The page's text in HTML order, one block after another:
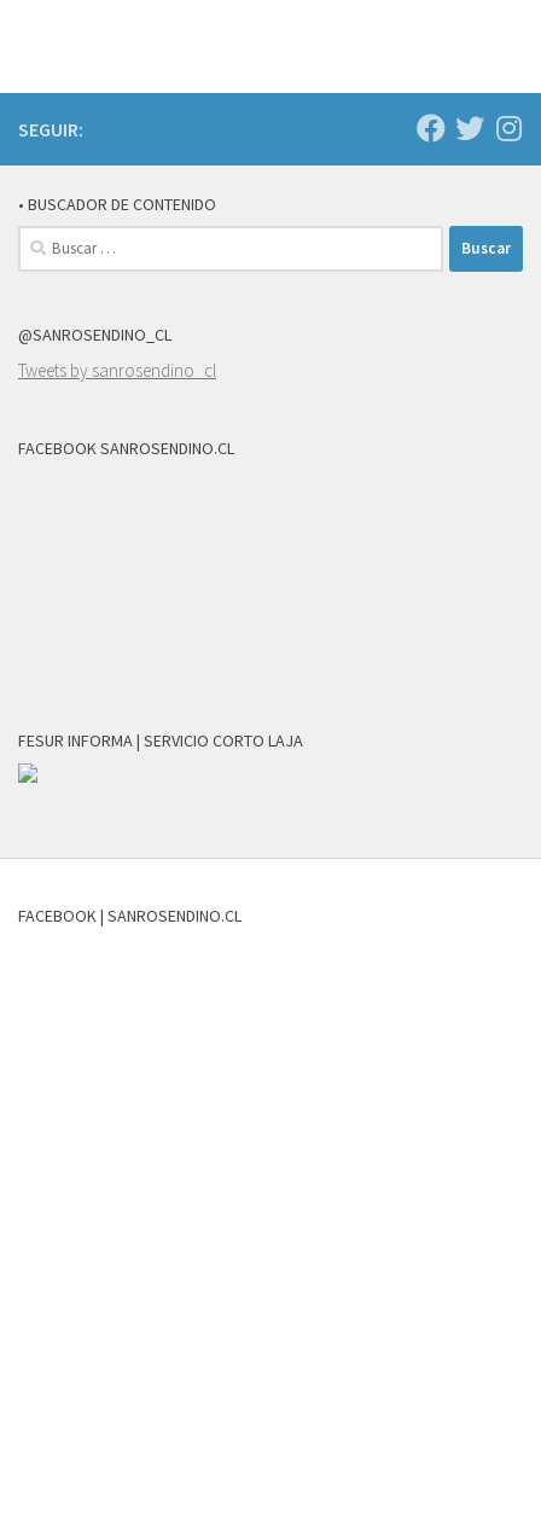
SEGUIR:
• BUSCADOR DE CONTENIDO
Buscar:
@SANROSENDINO_CL
Tweets by sanrosendino_cl
FACEBOOK SANROSENDINO.CL
FESUR INFORMA | SERVICIO CORTO LAJA
FACEBOOK | SANROSENDINO.CL